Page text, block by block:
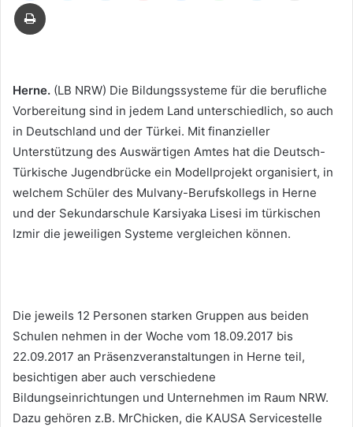
Herne. (LB NRW) Die Bildungssysteme für die berufliche
Vorbereitung sind in jedem Land unterschiedlich, so auch
in Deutschland und der Türkei. Mit finanzieller
Unterstützung des Auswärtigen Amtes hat die Deutsch-
Türkische Jugendbrücke ein Modellprojekt organisiert, in
welchem Schüler des Mulvany-Berufskollegs in Herne
und der Sekundarschule Karsiyaka Lisesi im türkischen
Izmir die jeweiligen Systeme vergleichen können.
Die jeweils 12 Personen starken Gruppen aus beiden
Schulen nehmen in der Woche vom 18.09.2017 bis
22.09.2017 an Präsenzveranstaltungen in Herne teil,
besichtigen aber auch verschiedene
Bildungseinrichtungen und Unternehmen im Raum NRW.
Dazu gehören z.B. MrChicken, die KAUSA Servicestelle